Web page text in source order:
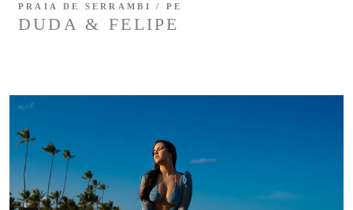
DUDA & FELIPE
PRAIA DE SERRAMBI / PE